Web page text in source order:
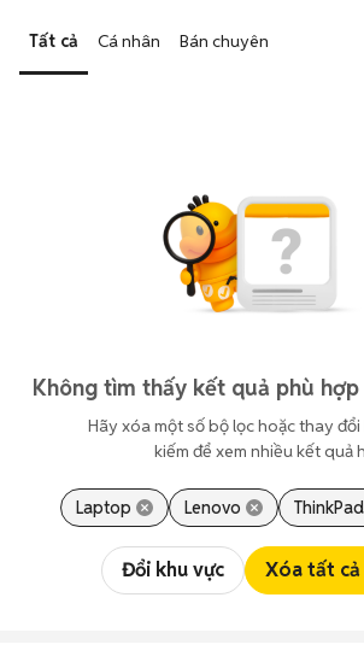
Tất cả Cá nhân Bán chuyên
Không tìm thấy kết quả phù
Hãy xóa một số bộ lọc hoặc thay đổi
kiếm để xem nhiều kết quả
Laptop Lenovo
Đổi khu vực Xóa tất cả